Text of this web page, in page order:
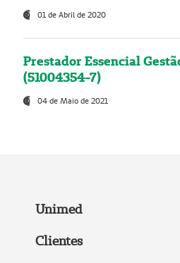
01 de Abril de 2020
Prestador Essencial
(51004354-7)
04 de Maio de 2021
Unimed
Clientes